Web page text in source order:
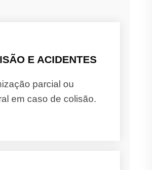
E ACIDENTES
parcial ou
em caso de colisão.